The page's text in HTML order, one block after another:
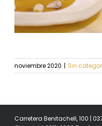
noviembre 2020 | Sin
Carretera Benitachell, 100 |